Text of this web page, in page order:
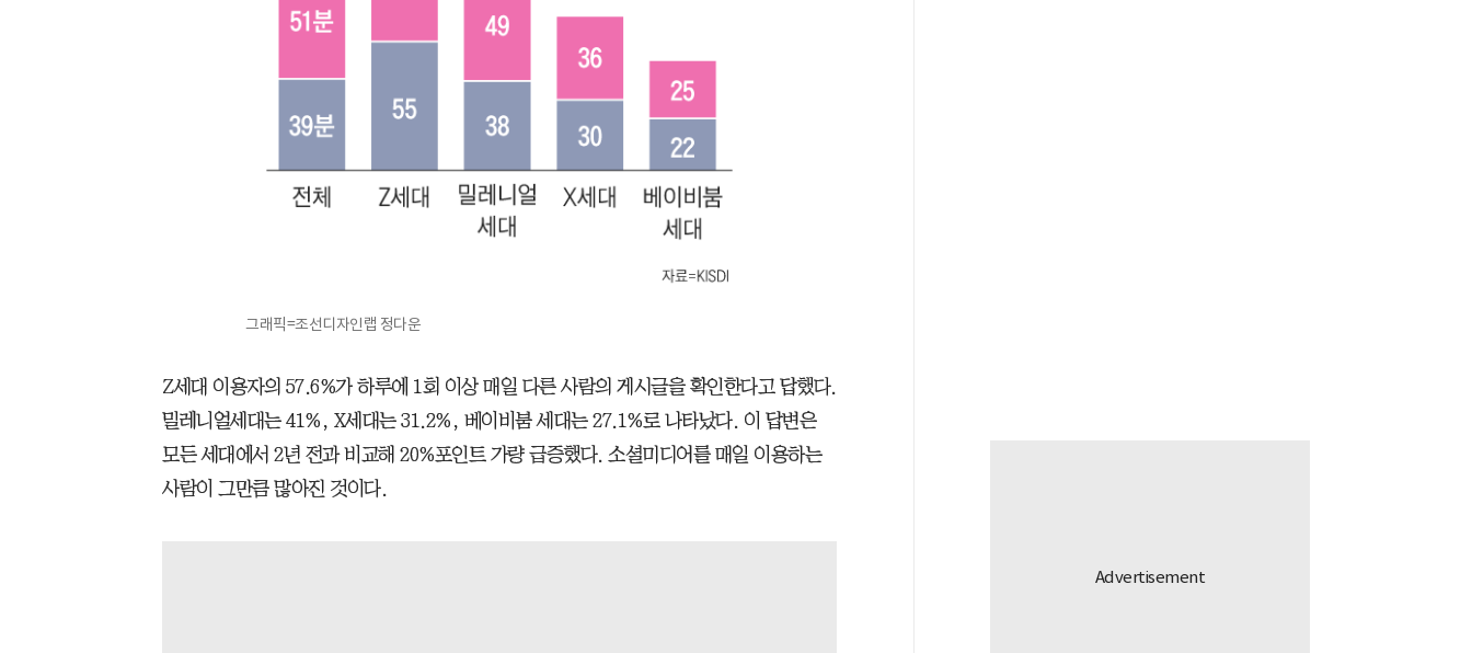
그래픽=조선디자인랩 정다운
Z세대 이용자의 57.6%가 하루에 1회 이상 매일 다른 사람의 게시글을 확인한다고 답했다.
밀레니얼세대는 41%, X세대는 31.2%, 베이비붐 세대는 27.1%로 나타났다. 이 답변은
모든 세대에서 2년 전과 비교해 20%포인트 가량 급증했다. 소셜미디어를 매일 이용하는
사람이 그만큼 많아진 것이다.